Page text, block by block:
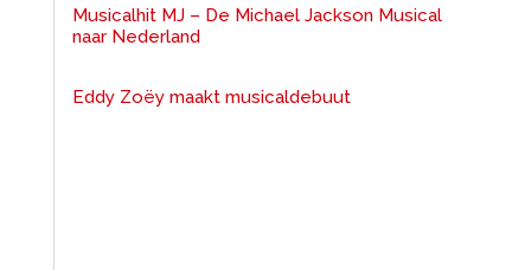
Musicalhit MJ – De Michael Jackson Musical
naar Nederland
Eddy Zoëy maakt musicaldebuut